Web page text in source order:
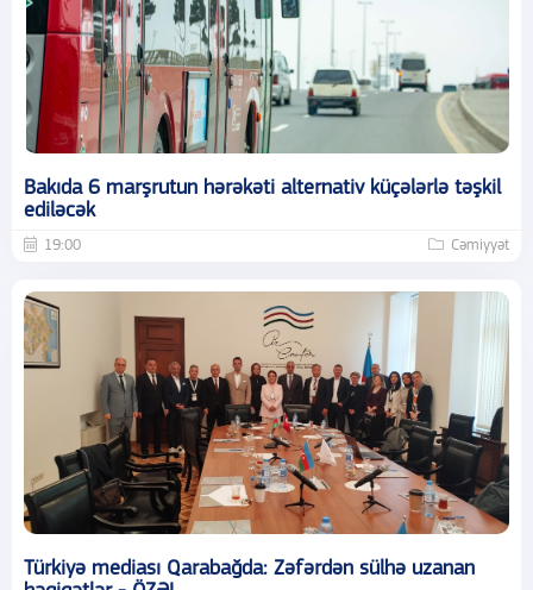
Bakıda 6 marşrutun hərəkəti alternativ küçələrlə təşkil
ediləcək
19:00 Cəmiyyət
Türkiyə mediası Qarabağda: Zəfərdən sülhə uzanan